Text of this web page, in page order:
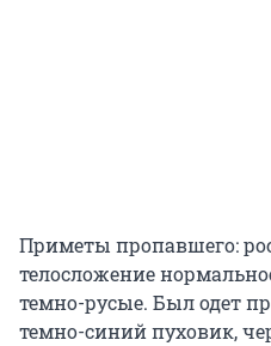
Приметы пропавшего:
телосложение
темно-русые. Был одет
темно-синий пуховик,